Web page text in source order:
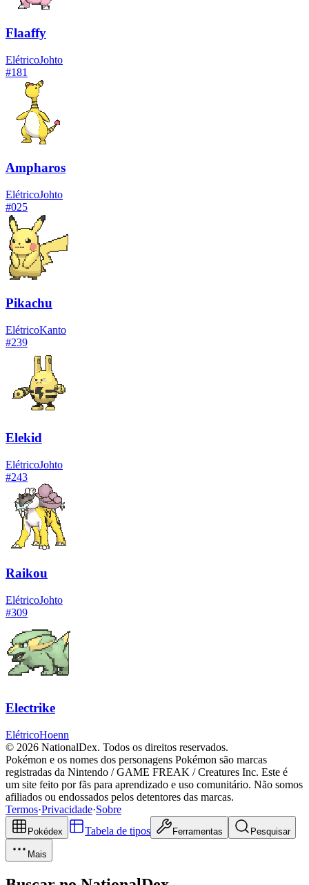
Flaaffy
ElétricoJohto
#181
Ampharos
ElétricoJohto
#025
Pikachu
ElétricoKanto
#239
Elekid
ElétricoJohto
#243
Raikou
ElétricoJohto
#309
Electrike
ElétricoHoenn
© 2026 NationalDex. Todos os direitos reservados.
Pokémon e os nomes dos personagens Pokémon são marcas
registradas da Nintendo / GAME FREAK / Creatures Inc. Este é
um site feito por fãs para aprendizado e uso comunitário. Não somos
afiliados ou endossados pelos detentores das marcas.
Termos·Privacidade·Sobre
Pokédex Tabela de tipos Ferramentas Pesquisar
Mais